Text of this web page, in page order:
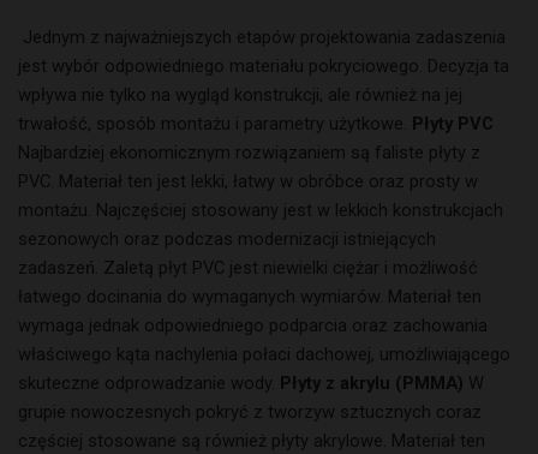
Jednym z najważniejszych etapów projektowania zadaszenia
jest wybór odpowiedniego materiału pokryciowego. Decyzja ta
wpływa nie tylko na wygląd konstrukcji, ale również na jej
trwałość, sposób montażu i parametry użytkowe. Płyty PVC
Najbardziej ekonomicznym rozwiązaniem są faliste płyty z
PVC. Materiał ten jest lekki, łatwy w obróbce oraz prosty w
montażu. Najczęściej stosowany jest w lekkich konstrukcjach
sezonowych oraz podczas modernizacji istniejących
zadaszeń. Zaletą płyt PVC jest niewielki ciężar i możliwość
łatwego docinania do wymaganych wymiarów. Materiał ten
wymaga jednak odpowiedniego podparcia oraz zachowania
właściwego kąta nachylenia połaci dachowej, umożliwiającego
skuteczne odprowadzanie wody. Płyty z akrylu (PMMA) W
grupie nowoczesnych pokryć z tworzyw sztucznych coraz
częściej stosowane są również płyty akrylowe. Materiał ten